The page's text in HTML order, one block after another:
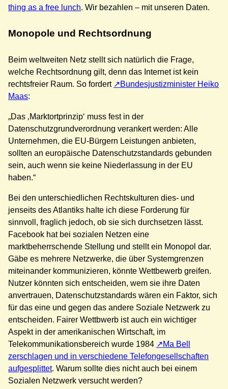
thing as a free lunch. Wir bezahlen – mit unseren Daten.
Monopole und Rechtsordnung
Beim weltweiten Netz stellt sich natürlich die Frage,
welche Rechtsordnung gilt, denn das Internet ist kein
rechtsfreier Raum. So fordert
Bundesjustizminister Heiko
Maas:
„Das ‚Marktortprinzip‘ muss fest in der
Datenschutzgrundverordnung verankert werden: Alle
Unternehmen, die EU-Bürgern Leistungen anbieten,
sollten an europäische Datenschutzstandards gebunden
sein, auch wenn sie keine Niederlassung in der EU
haben.“
Bei den unterschiedlichen Rechtskulturen dies- und
jenseits des Atlantiks halte ich diese Forderung für
sinnvoll, fraglich jedoch, ob sie sich durchsetzen lässt.
Facebook hat bei sozialen Netzen eine
marktbeherrschende Stellung und stellt ein Monopol dar.
Gäbe es mehrere Netzwerke, die über Systemgrenzen
miteinander kommunizieren, könnte Wettbewerb greifen.
Nutzer könnten sich entscheiden, wem sie ihre Daten
anvertrauen, Datenschutzstandards wären ein Faktor, sich
für das eine und gegen das andere Soziale Netzwerk zu
entscheiden. Fairer Wettbwerb ist auch ein wichtiger
Aspekt in der amerikanischen Wirtschaft, im
Telekommunikationsbereich wurde 1984
Ma Bell
zerschlagen und in verschiedene Telefongesellschaften
aufgesplittet. Warum sollte dies nicht auch bei einem
Sozialen Netzwerk versucht werden?